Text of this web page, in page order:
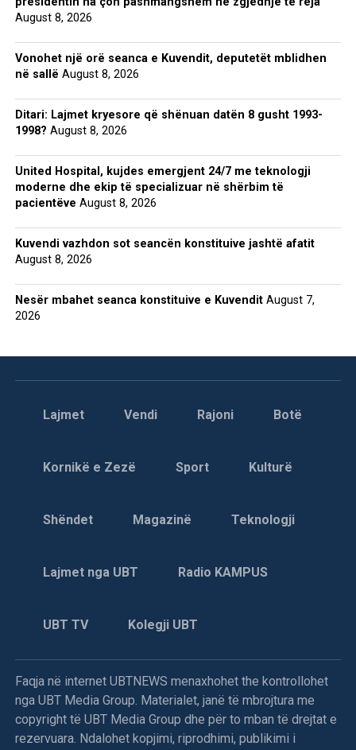
August 8, 2026
Vonohet një orë seanca e Kuvendit, deputetët mblidhen
në sallë August 8, 2026
Ditari: Lajmet kryesore që shënuan datën 8 gusht 1993-
1998? August 8, 2026
United Hospital, kujdes emergjent 24/7 me teknologji
moderne dhe ekip të specializuar në shërbim të
pacientëve August 8, 2026
Kuvendi vazhdon sot seancën konstituive jashtë afatit
August 8, 2026
Nesër mbahet seanca konstituive e Kuvendit August 7,
2026
Lajmet Vendi Rajoni Botë
Kornikë e Zezë Sport Kulturë
Shëndet Magazinë Teknologji
Lajmet nga UBT Radio KAMPUS
UBT TV Kolegji UBT
Faqja në internet UBTNEWS menaxhohet the kontrollohet
nga UBT Media Group. Materialet, janë të mbrojtura me
copyright të UBT Media Group dhe për to mban të drejtat e
rezervuara. Ndalohet kopjimi, riprodhimi, publikimi i